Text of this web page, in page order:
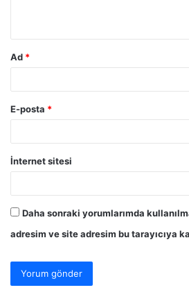
Ad *
E-posta *
İnternet sitesi
Daha sonraki yorumlarımda
adresim ve site adresim bu tarayıcıya